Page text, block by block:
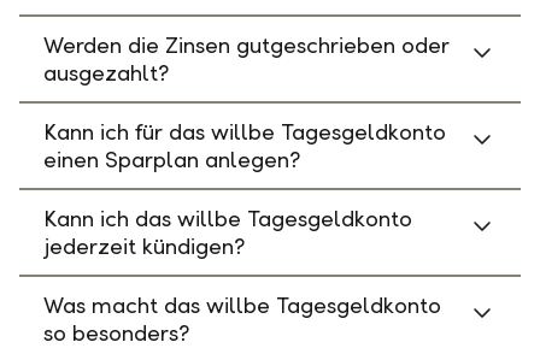
Werden die Zinsen gutgeschrieben oder
ausgezahlt?
Kann ich für das willbe Tagesgeldkonto
einen Sparplan anlegen?
Kann ich das willbe Tagesgeldkonto
jederzeit kündigen?
Was macht das willbe Tagesgeldkonto
so besonders?